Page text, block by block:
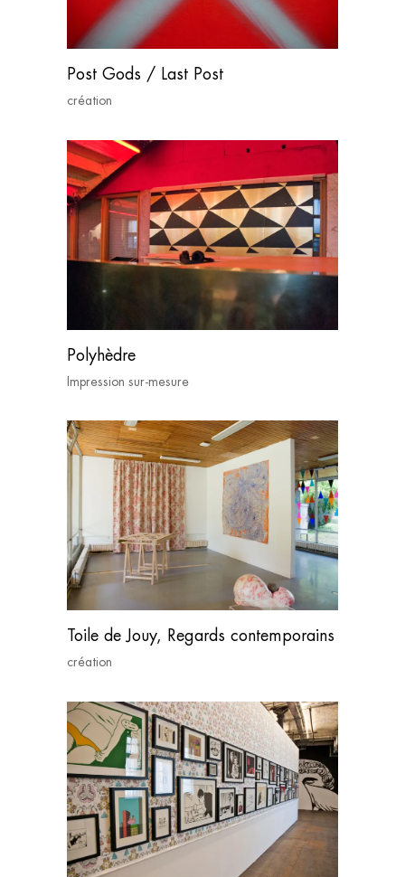
Post Gods / Last Post
création
Polyhèdre
Impression sur-mesure
Toile de Jouy, Regards contemporains
création